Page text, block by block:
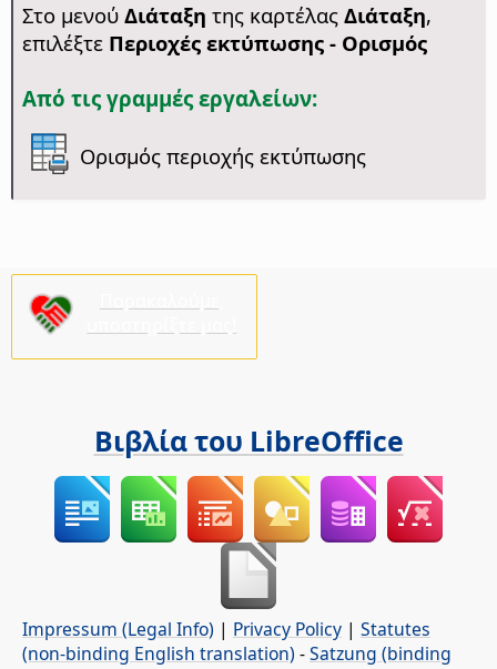
Στο μενού Διάταξη της καρτέλας Διάταξη,
επιλέξτε Περιοχές εκτύπωσης - Ορισμός
Από τις γραμμές εργαλείων:
Ορισμός περιοχής εκτύπωσης
Βιβλία του LibreOffice
Impressum (Legal Info) | Privacy Policy | Statutes
(non-binding English translation) -Satzung (binding